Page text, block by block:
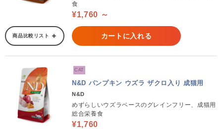
食
¥1,760 ～
商品比較リスト カートに入れる
CAT
N&D パンプキン ウズラ ザクロ入り 成猫用
N&D
めずらしいウズラベースのグレインフリー、成猫用
総合栄養食
¥1,760